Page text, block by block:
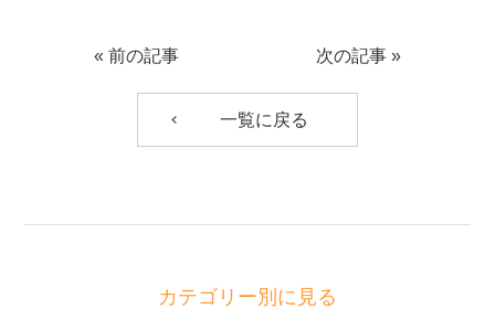
« 前の記事 次の記事 »
一覧に戻る
カテゴリー別に見る